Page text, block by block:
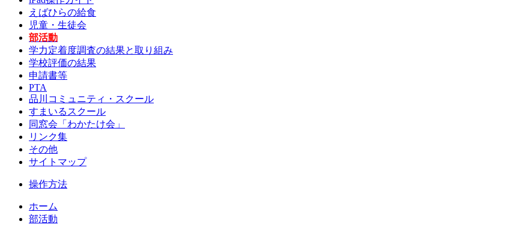
えばひらの給食
児童・生徒会
部活動
学力定着度調査の結果と取り組み
学校評価の結果
申請書等
PTA
品川コミュニティ・スクール
すまいるスクール
同窓会「わかたけ会」
リンク集
その他
サイトマップ
操作方法
ホーム
部活動